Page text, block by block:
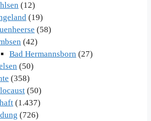
(12)
(19)
(58)
(42)
Bad Hermannsborn (27)
(50)
(358)
(50)
(1.437)
(726)